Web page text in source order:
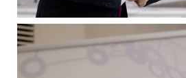
​Les Rencontres du G5 santé